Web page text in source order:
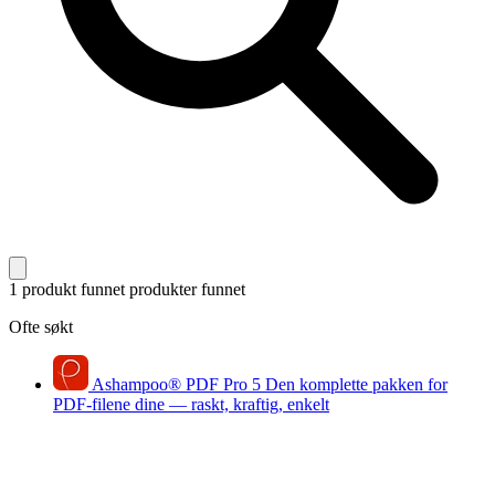
1 produkt funnet produkter funnet
Ofte søkt
Ashampoo® PDF Pro 5 Den komplette pakken for
PDF-filene dine — raskt, kraftig, enkelt